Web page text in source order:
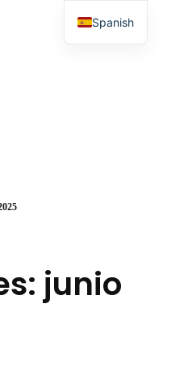
junio
Spanish